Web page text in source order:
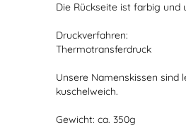
Die Rückseite ist farbig und
Druckverfahren:
Thermotransferdruck
Unsere Namenskissen sind
kuschelweich.
Gewicht: ca. 350g